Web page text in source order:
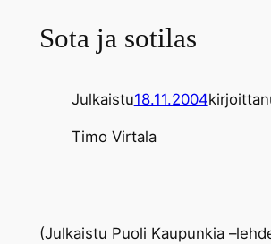
Sota ja sotilas
Julkaistu18.11.2004
Timo Virtala
(Julkaistu Puoli Kaupunkia